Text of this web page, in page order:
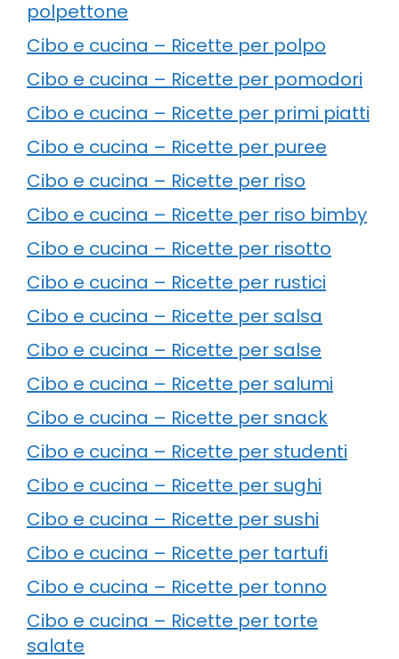
polpettone
Cibo e cucina – Ricette per polpo
Cibo e cucina – Ricette per pomodori
Cibo e cucina – Ricette per primi piatti
Cibo e cucina – Ricette per puree
Cibo e cucina – Ricette per riso
Cibo e cucina – Ricette per riso bimby
Cibo e cucina – Ricette per risotto
Cibo e cucina – Ricette per rustici
Cibo e cucina – Ricette per salsa
Cibo e cucina – Ricette per salse
Cibo e cucina – Ricette per salumi
Cibo e cucina – Ricette per snack
Cibo e cucina – Ricette per studenti
Cibo e cucina – Ricette per sughi
Cibo e cucina – Ricette per sushi
Cibo e cucina – Ricette per tartufi
Cibo e cucina – Ricette per tonno
Cibo e cucina – Ricette per torte
salate